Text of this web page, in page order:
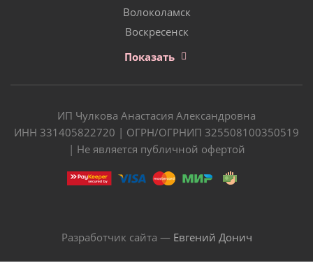
Волоколамск
Воскресенск
Показать
ИП Чулкова Анастасия Александровна
ИНН 331405822720 | ОГРН/ОГРНИП 325508100350519
| Не является публичной офертой
Разработчик сайта — Евгений Донич